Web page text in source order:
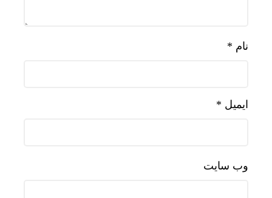
نام *
ایمیل *
وب‌ سایت